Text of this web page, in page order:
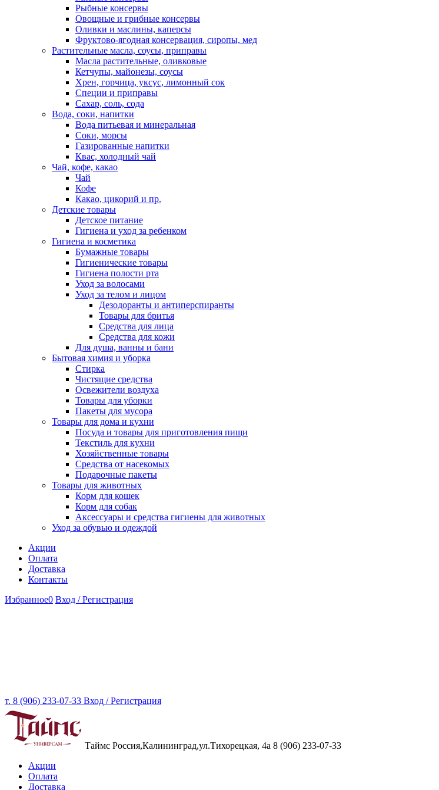
Рыбные консервы
Овощные и грибные консервы
Оливки и маслины, каперсы
Фруктово-ягодная консервация, сиропы, мед
Растительные масла, соусы, приправы
Масла растительные, оливковые
Кетчупы, майонезы, соусы
Хрен, горчица, уксус, лимонный сок
Специи и приправы
Сахар, соль, сода
Вода, соки, напитки
Вода питьевая и минеральная
Соки, морсы
Газированные напитки
Квас, холодный чай
Чай, кофе, какао
Чай
Кофе
Какао, цикорий и пр.
Детские товары
Детское питание
Гигиена и уход за ребенком
Гигиена и косметика
Бумажные товары
Гигиенические товары
Гигиена полости рта
Уход за волосами
Уход за телом и лицом
Дезодоранты и антиперспиранты
Товары для бритья
Средства для лица
Средства для кожи
Для душа, ванны и бани
Бытовая химия и уборка
Стирка
Чистящие средства
Освежители воздуха
Товары для уборки
Пакеты для мусора
Товары для дома и кухни
Посуда и товары для приготовления пищи
Текстиль для кухни
Хозяйственные товары
Средства от насекомых
Подарочные пакеты
Товары для животных
Корм для кошек
Корм для собак
Аксессуары и средства гигиены для животных
Уход за обувью и одеждой
Акции
Оплата
Доставка
Контакты
Избранное0 Вход / Регистрация
т. 8 (906) 233-07-33 Вход / Регистрация
Таймс Россия,Калининград,ул.Тихорецкая, 4а 8 (906) 233-07-33
Акции
Оплата
Доставка